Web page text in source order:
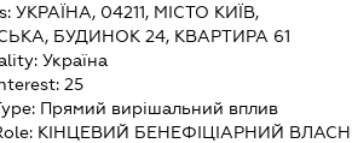
УКРАЇНА, 04211, МІСТО КИЇВ,
БУДИНОК 24, КВАРТИРА 61
Україна
25
Прямий вирішальний вплив
КІНЦЕВИЙ БЕНЕФІЦІАРНИЙ